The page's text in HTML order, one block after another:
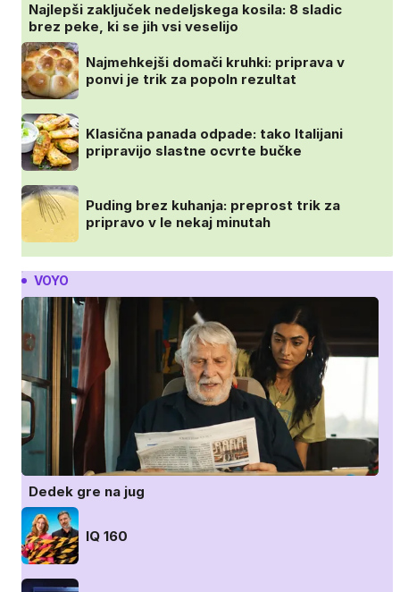
Najlepši zaključek nedeljskega kosila: 8 sladic
brez peke, ki se jih vsi veselijo
Najmehkejši domači kruhki: priprava v
ponvi je trik za popoln rezultat
Klasična panada odpade: tako Italijani
pripravijo slastne ocvrte bučke
Puding brez kuhanja: preprost trik za
pripravo v le nekaj minutah
VOYO
Dedek gre na jug
IQ 160